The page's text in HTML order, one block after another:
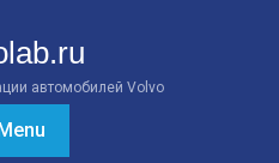
автомобилей Volvo